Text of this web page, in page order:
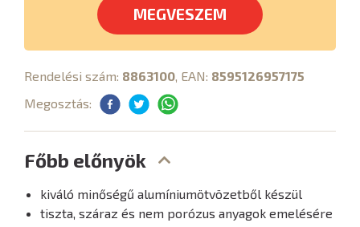
MEGVESZEM
Rendelési szám: 8863100, EAN: 8595126957175
Megosztás:
Főbb előnyök
kiváló minőségű alumíniumötvözetből készül
tiszta, száraz és nem porózus anyagok emelésére